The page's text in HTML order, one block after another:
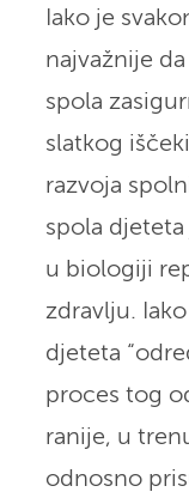
Iako je
najvažnije
spola
slatkog
razvoja
spola
u biologiji
zdravlju.
djeteta
proces tog
ranije, u
odnosno